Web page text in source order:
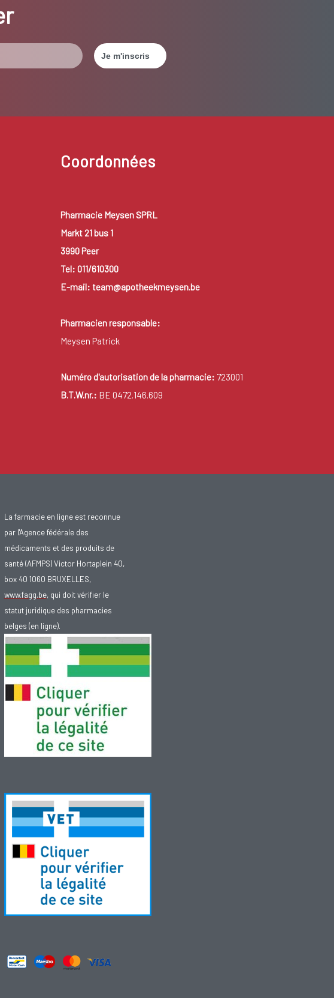
Coordonnées
Pharmacie Meysen SPRL
Markt 21 bus 1
3990 Peer
Tel: 011/610300
E-mail: team@apotheekmeysen.be
Pharmacien responsable:
Meysen Patrick
Numéro d'autorisation de la pharmacie: 723001
B.T.W.nr.: BE 0472.146.609
La farmacie en ligne est reconnue
par l'Agence fédérale des
médicaments et des produits de
santé (AFMPS) Victor Hortaplein 40,
box 40 1060 BRUXELLES,
www.fagg.be, qui doit vérifier le
statut juridique des pharmacies
belges (en ligne).